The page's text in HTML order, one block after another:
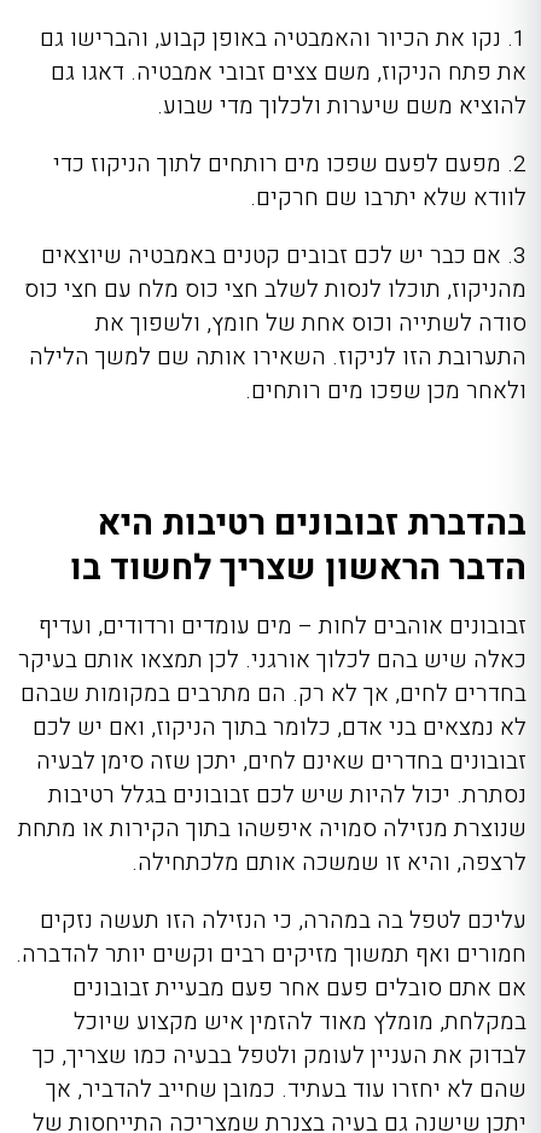
1. נקו את הכיור והאמבטיה באופן קבוע, והברישו גם
את פתח הניקוז, משם צצים זבובי אמבטיה. דאגו גם
להוציא משם שיערות ולכלוך מדי שבוע.
2. מפעם לפעם שפכו מים רותחים לתוך הניקוז כדי
לוודא שלא יתרבו שם חרקים.
3. אם כבר יש לכם זבובים קטנים באמבטיה שיוצאים
מהניקוז, תוכלו לנסות לשלב חצי כוס מלח עם חצי כוס
סודה לשתייה וכוס אחת של חומץ, ולשפוך את
התערובת הזו לניקוז. השאירו אותה שם למשך הלילה
ולאחר מכן שפכו מים רותחים.
בהדברת זבובונים רטיבות היא
הדבר הראשון שצריך לחשוד בו
זבובונים אוהבים לחות – מים עומדים ורדודים, ועדיף
כאלה שיש בהם לכלוך אורגני. לכן תמצאו אותם בעיקר
בחדרים לחים, אך לא רק. הם מתרבים במקומות שבהם
לא נמצאים בני אדם, כלומר בתוך הניקוז, ואם יש לכם
זבובונים בחדרים שאינם לחים, יתכן שזה סימן לבעיה
נסתרת. יכול להיות שיש לכם זבובונים בגלל רטיבות
שנוצרת מנזילה סמויה איפשהו בתוך הקירות או מתחת
לרצפה, והיא זו שמשכה אותם מלכתחילה.
עליכם לטפל בה במהרה, כי הנזילה הזו תעשה נזקים
חמורים ואף תמשוך מזיקים רבים וקשים יותר להדברה.
אם אתם סובלים פעם אחר פעם מבעיית זבובונים
במקלחת, מומלץ מאוד להזמין איש מקצוע שיוכל
לבדוק את העניין לעומק ולטפל בבעיה כמו שצריך, כך
שהם לא יחזרו עוד בעתיד. כמובן שחייב להדביר, אך
יתכן שישנה גם בעיה בצנרת שמצריכה התייחסות של